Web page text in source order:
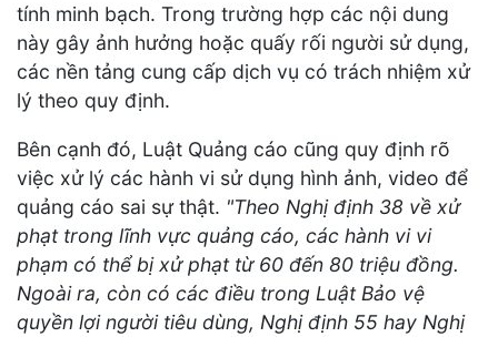
tính minh bạch. Trong trường hợp các nội dung
này gây ảnh hưởng hoặc quấy rối người sử dụng,
các nền tảng cung cấp dịch vụ có trách nhiệm xử
lý theo quy định.
Bên cạnh đó, Luật Quảng cáo cũng quy định rõ
việc xử lý các hành vi sử dụng hình ảnh, video để
quảng cáo sai sự thật. "Theo Nghị định 38 về xử
phạt trong lĩnh vực quảng cáo, các hành vi vi
phạm có thể bị xử phạt từ 60 đến 80 triệu đồng.
Ngoài ra, còn có các điều trong Luật Bảo vệ
quyền lợi người tiêu dùng, Nghị định 55 hay Nghị